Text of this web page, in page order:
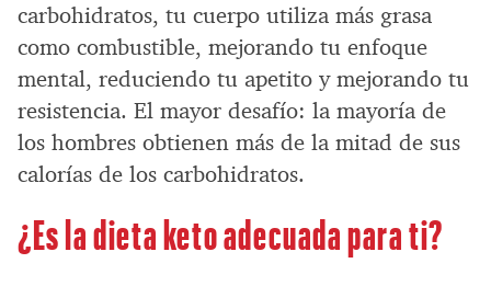
carbohidratos, tu cuerpo utiliza más grasa
como combustible, mejorando tu enfoque
mental, reduciendo tu apetito y mejorando tu
resistencia. El mayor desafío: la mayoría de
los hombres obtienen más de la mitad de sus
calorías de los carbohidratos.
¿Es la dieta keto adecuada para ti?